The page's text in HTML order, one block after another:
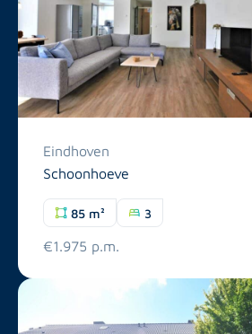
Eindhoven
Schoonhoeve
85 m² 3
€1.975 p.m.